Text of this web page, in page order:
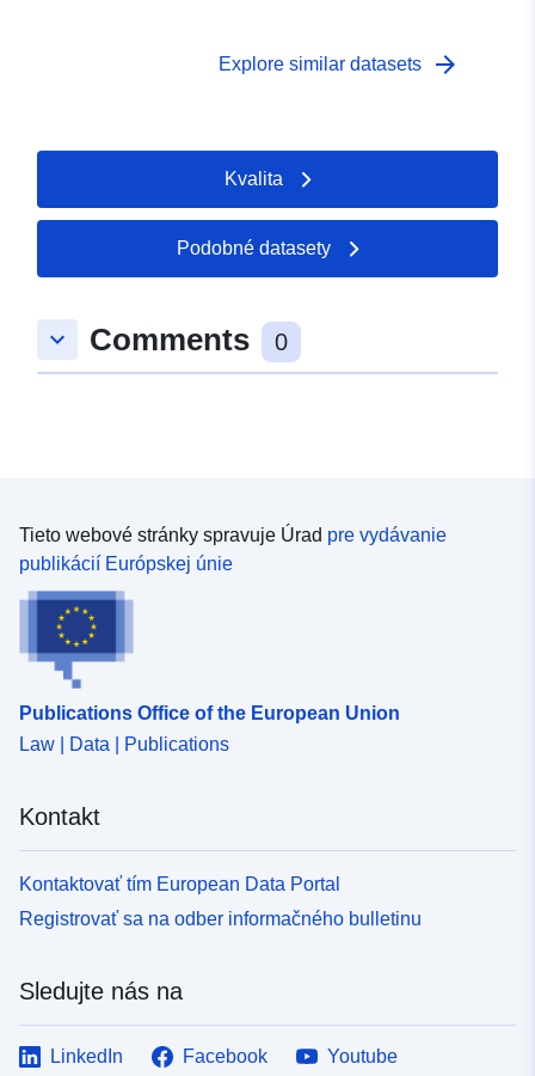
Explore similar datasets arrow_forward
Kvalita
Podobné datasety
keyboard_arrow_down Comments 0
Tieto webové stránky spravuje Úrad pre vydávanie
publikácií Európskej únie
Publications Office of the European Union
Law | Data | Publications
Kontakt
Kontaktovať tím European Data Portal
Registrovať sa na odber informačného bulletinu
Sledujte nás na
LinkedIn Facebook
Youtube